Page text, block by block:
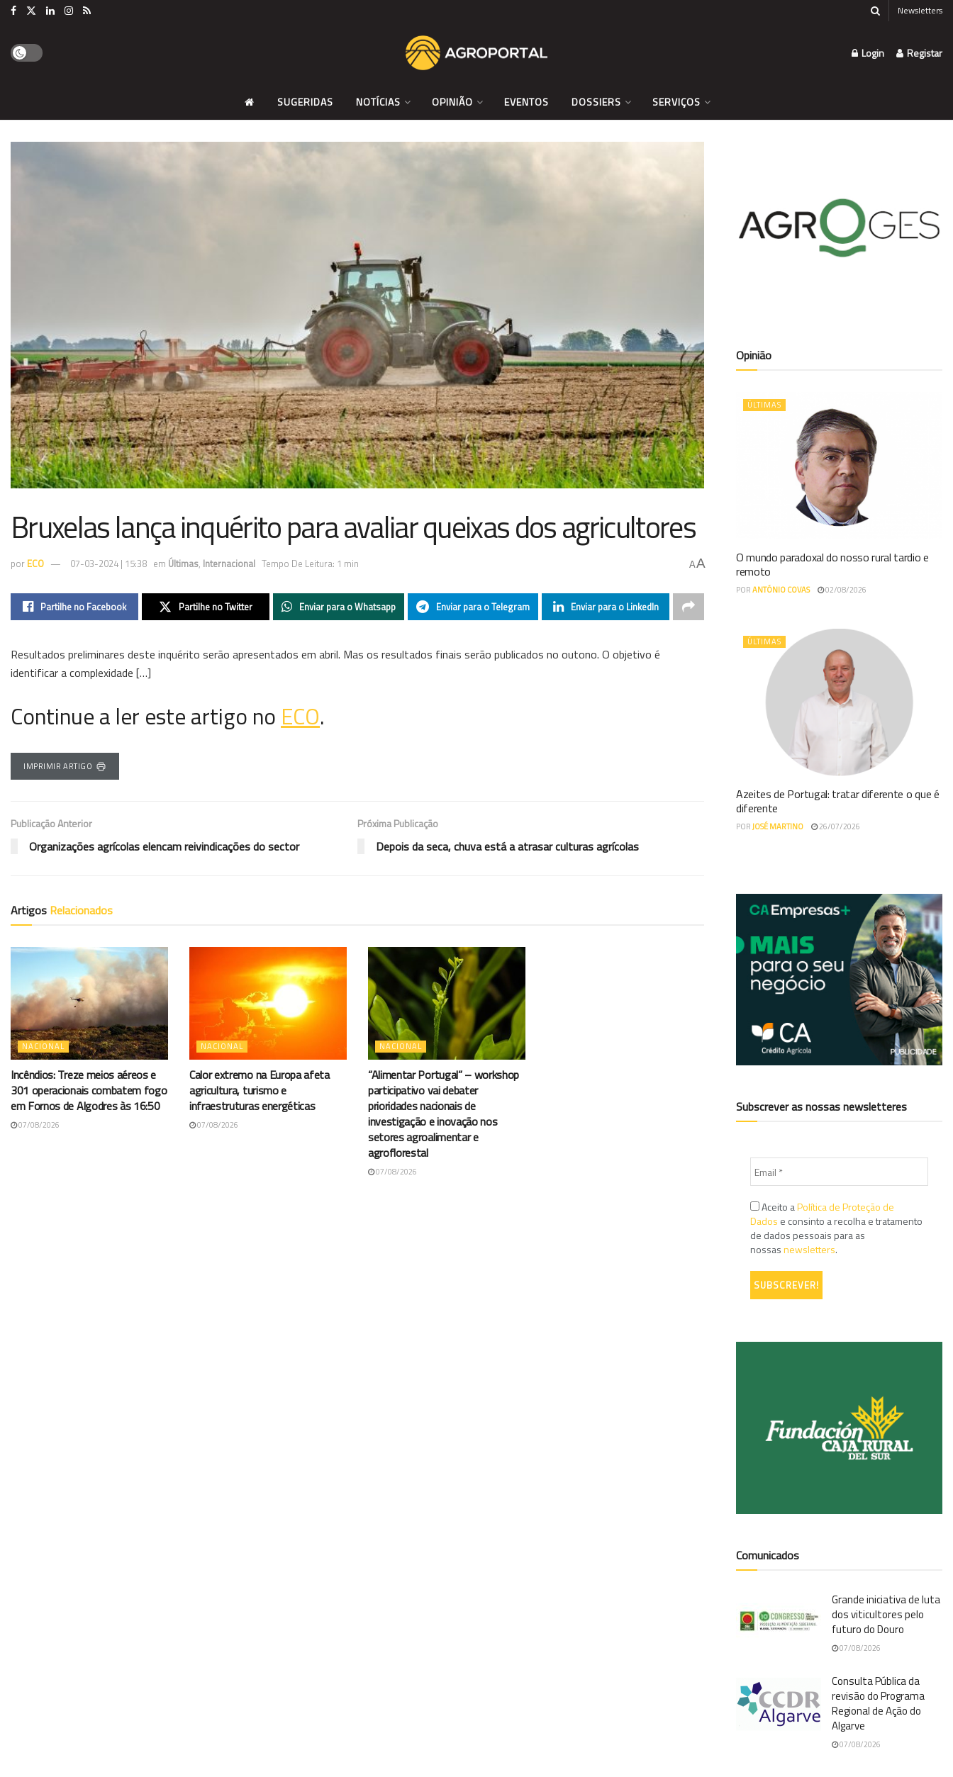
Newsletters
Login Registar
SUGERIDAS NOTÍCIAS OPINIÃO EVENTOS DOSSIERS SERVIÇOS
Bruxelas lança inquérito para avaliar queixas dos agricultores
por ECO 07-03-2024 | 15:38 em Últimas, Internacional Tempo De Leitura: 1 min AA
Partilhe no Facebook Partilhe no Twitter Enviar para o Whatsapp Enviar para o Telegram Enviar para o LinkedIn
Resultados preliminares deste inquérito serão apresentados em abril. Mas os resultados finais serão publicados no outono. O objetivo é
identificar a complexidade […]
Continue a ler este artigo no ECO.
IMPRIMIR ARTIGO
Publicação Anterior
Organizações agrícolas elencam reivindicações do sector
Próxima Publicação
Depois da seca, chuva está a atrasar culturas agrícolas
Artigos Relacionados
NACIONAL
Incêndios: Treze meios aéreos e
301 operacionais combatem fogo
em Fornos de Algodres às 16:50
07/08/2026
NACIONAL
Calor extremo na Europa afeta
agricultura, turismo e
infraestruturas energéticas
07/08/2026
NACIONAL
“Alimentar Portugal” – workshop
participativo vai debater
prioridades nacionais de
investigação e inovação nos
setores agroalimentar e
agroflorestal
07/08/2026
Opinião
ÚLTIMAS
O mundo paradoxal do nosso rural tardio e
remoto
PORANTÓNIO COVAS 02/08/2026
ÚLTIMAS
Azeites de Portugal: tratar diferente o que é
diferente
PORJOSÉ MARTINO 26/07/2026
Subscrever as nossas newsletteres
Aceito aPolítica de Proteção de
Dados e consinto a recolha e tratamento
de dados pessoais para as
nossasnewsletters.
Comunicados
Grande iniciativa de luta
dos viticultores pelo
futuro do Douro
07/08/2026
Consulta Pública da
revisão do Programa
Regional de Ação do
Algarve
07/08/2026